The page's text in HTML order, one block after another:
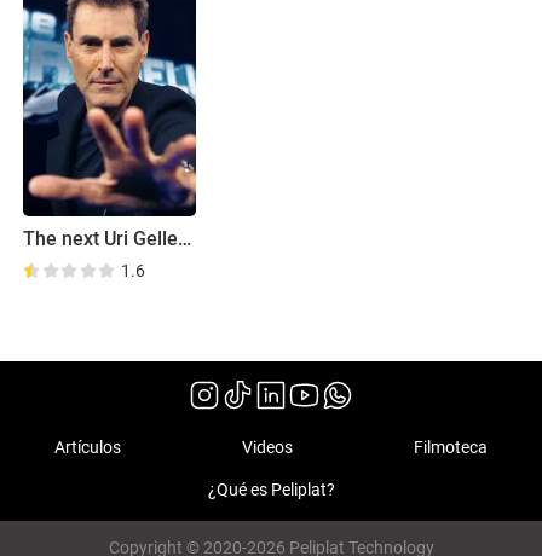
The next Uri Geller - Unglaubliche Phänomene live
1.6
Artículos Videos Filmoteca
¿Qué es Peliplat?
Copyright © 2020-2026 Peliplat Technology